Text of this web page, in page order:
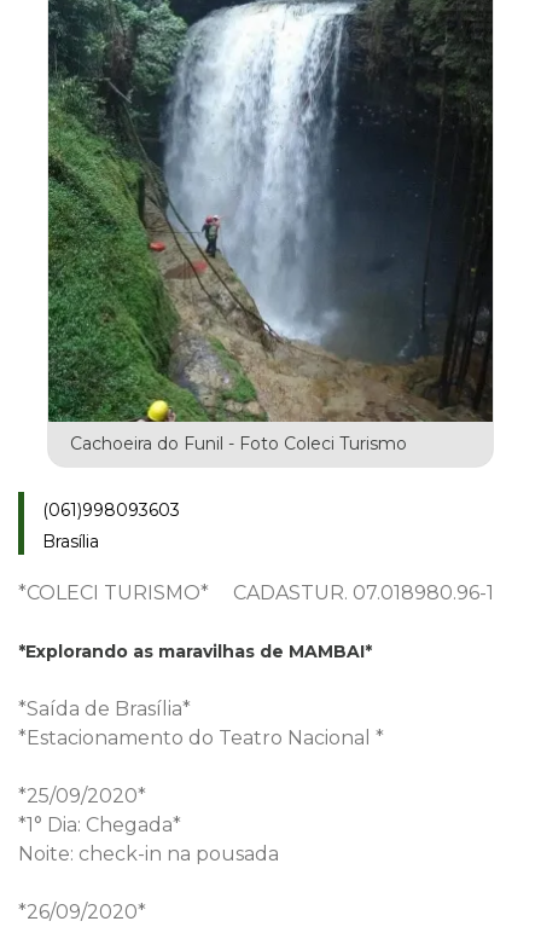
Cachoeira do Funil - Foto Coleci Turismo
(061)998093603
Brasília
*COLECI TURISMO* CADASTUR. 07.018980.96-1
*Explorando as maravilhas de MAMBAI*
*Saída de Brasília*
*Estacionamento do Teatro Nacional *
*25/09/2020*
*1° Dia: Chegada*
Noite: check-in na pousada
*26/09/2020*